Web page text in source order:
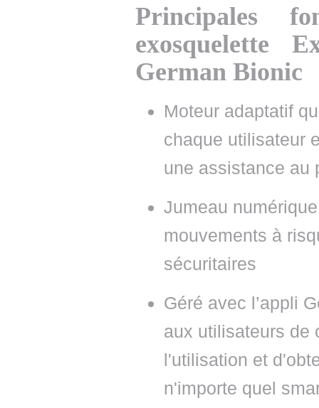
Principales
exosquelette
German Bionic
Moteur adaptatif
chaque utilisateur
une assistance au
Jumeau
mouvements à
sécuritaires
Géré avec l’appli
aux utilisateurs de
l'utilisation et
n'importe quel